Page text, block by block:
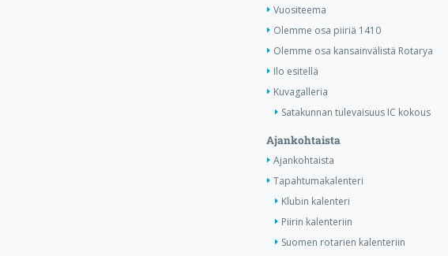
Vuositeema
Olemme osa piiriä 1410
Olemme osa kansainvälistä Rotarya
Ilo esitellä
Kuvagalleria
Satakunnan tulevaisuus IC kokous
Ajankohtaista
Ajankohtaista
Tapahtumakalenteri
Klubin kalenteri
Piirin kalenteriin
Suomen rotarien kalenteriin